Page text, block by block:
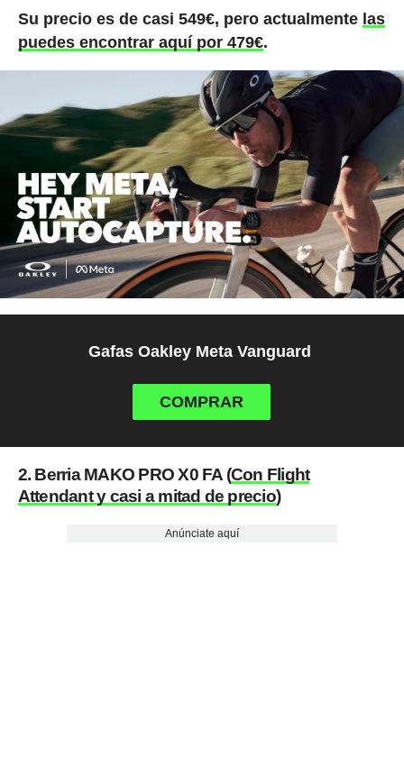
Su precio es de casi 549€, pero actualmente las
puedes encontrar aquí por 479€.
Gafas Oakley Meta Vanguard
COMPRAR
2. Berria MAKO PRO X0 FA (Con Flight
Attendant y casi a mitad de precio)
Anúnciate aquí